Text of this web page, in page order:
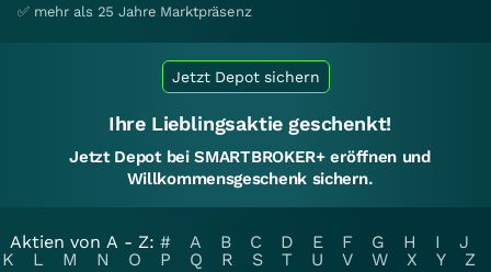
✅ mehr als 25 Jahre Marktpräsenz
Jetzt Depot sichern
Ihre Lieblingsaktie geschenkt!
Jetzt Depot bei SMARTBROKER+ eröffnen und
Willkommensgeschenk sichern.
Aktien von A - Z: # A B C D E F G H I
J
K
L M N O P Q R S T U V W X Y
Z